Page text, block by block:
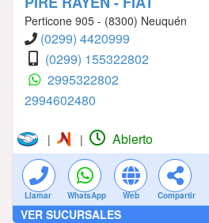
Perticone 905 - (8300) Neuquén
(0299) 4420999
(0299) 155322802
2995322802
2994602480
| | Abierto
Llamar WhatsApp Web Compartir
VER SUCURSALES